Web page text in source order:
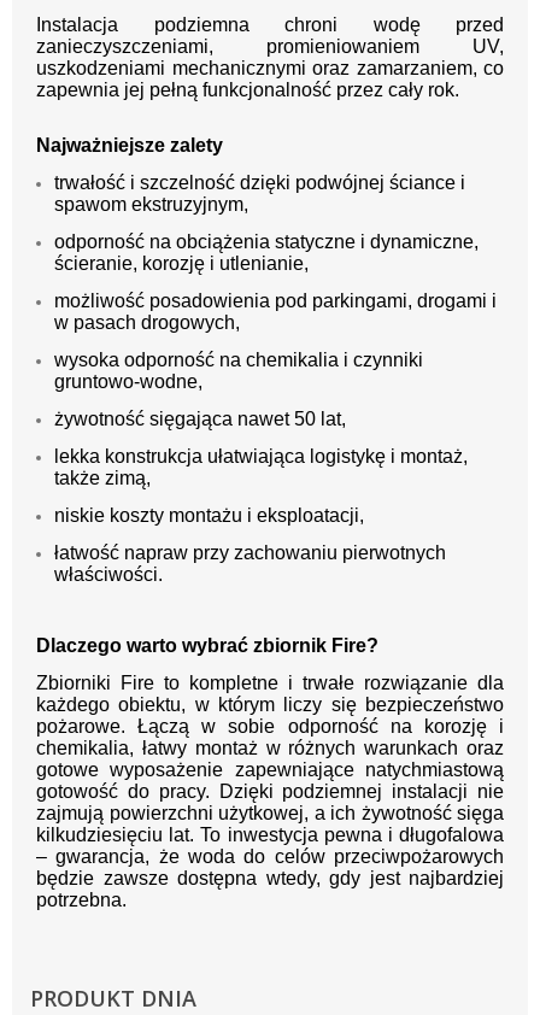
Instalacja podziemna chroni wodę przed
zanieczyszczeniami, promieniowaniem UV,
uszkodzeniami mechanicznymi oraz zamarzaniem, co
zapewnia jej pełną funkcjonalność przez cały rok.
Najważniejsze zalety
trwałość i szczelność dzięki podwójnej ściance i
spawom ekstruzyjnym,
odporność na obciążenia statyczne i dynamiczne,
ścieranie, korozję i utlenianie,
możliwość posadowienia pod parkingami, drogami i
w pasach drogowych,
wysoka odporność na chemikalia i czynniki
gruntowo-wodne,
żywotność sięgająca nawet 50 lat,
lekka konstrukcja ułatwiająca logistykę i montaż,
także zimą,
niskie koszty montażu i eksploatacji,
łatwość napraw przy zachowaniu pierwotnych
właściwości.
Dlaczego warto wybrać zbiornik Fire?
Zbiorniki Fire to kompletne i trwałe rozwiązanie dla
każdego obiektu, w którym liczy się bezpieczeństwo
pożarowe. Łączą w sobie odporność na korozję i
chemikalia, łatwy montaż w różnych warunkach oraz
gotowe wyposażenie zapewniające natychmiastową
gotowość do pracy. Dzięki podziemnej instalacji nie
zajmują powierzchni użytkowej, a ich żywotność sięga
kilkudziesięciu lat. To inwestycja pewna i długofalowa
– gwarancja, że woda do celów przeciwpożarowych
będzie zawsze dostępna wtedy, gdy jest najbardziej
potrzebna.
PRODUKT DNIA